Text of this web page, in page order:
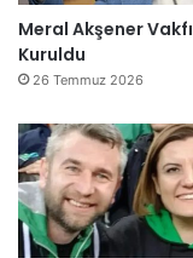
Meral Akşener Vakfı
Kuruldu
26 Temmuz 2026